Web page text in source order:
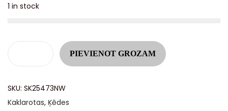
1 in stock
PIEVIENOT GROZAM
SKU: SK25473NW
Kaklarotas, Ķēdes